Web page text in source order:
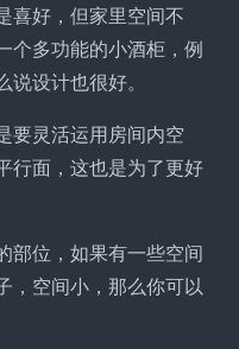
喜好，但家里空间不
个多功能的小酒柜，例
设计也很好。
要灵活运用房间内空
行面，这也是为了更好
部位，如果有一些空间
，空间小，那么你可以